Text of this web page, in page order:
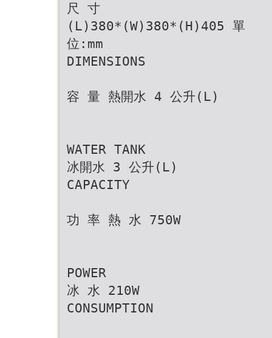
尺 寸
(L)380*(W)380*(H)405 單
位:mm
DIMENSIONS
容 量 熱開水 4 公升(L)
WATER TANK
冰開水 3 公升(L)
CAPACITY
功 率 熱 水 750W
POWER
冰 水 210W
CONSUMPTION